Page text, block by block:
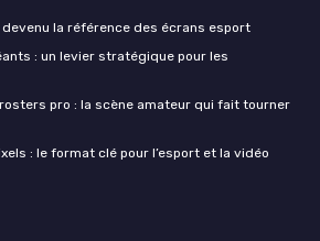
la référence des écrans esport
: un levier stratégique pour les
pro : la scène amateur qui fait tourner
: le format clé pour l’esport et la vidéo